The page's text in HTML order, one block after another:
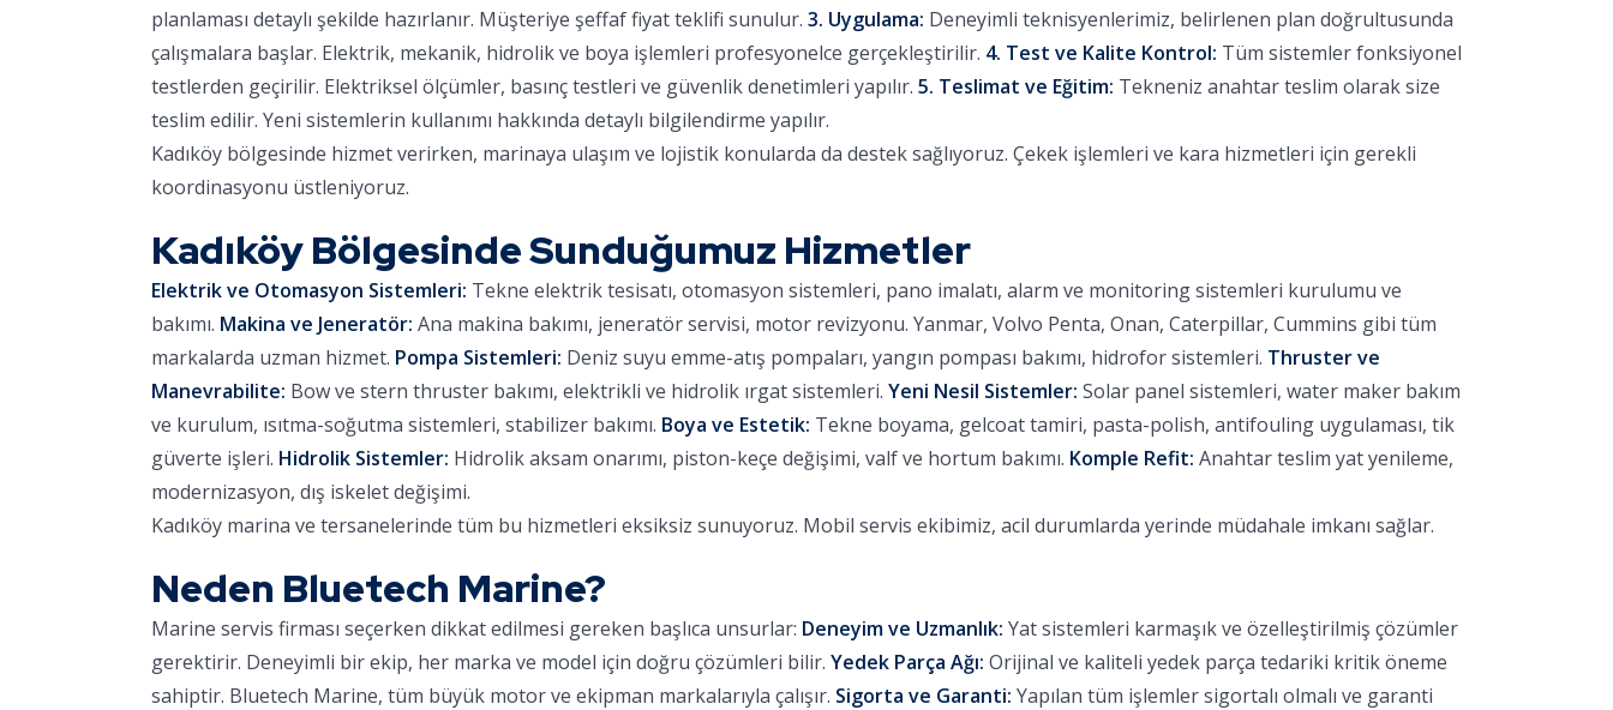
planlaması detaylı şekilde hazırlanır. Müşteriye şeffaf fiyat teklifi sunulur. 3. Uygulama: Deneyimli teknisyenlerimiz, belirlenen plan doğrultusunda
çalışmalara başlar. Elektrik, mekanik, hidrolik ve boya işlemleri profesyonelce gerçekleştirilir. 4. Test ve Kalite Kontrol: Tüm sistemler fonksiyonel
testlerden geçirilir. Elektriksel ölçümler, basınç testleri ve güvenlik denetimleri yapılır. 5. Teslimat ve Eğitim: Tekneniz anahtar teslim olarak size
teslim edilir. Yeni sistemlerin kullanımı hakkında detaylı bilgilendirme yapılır.
Kadıköy bölgesinde hizmet verirken, marinaya ulaşım ve lojistik konularda da destek sağlıyoruz. Çekek işlemleri ve kara hizmetleri için gerekli
koordinasyonu üstleniyoruz.
Kadıköy Bölgesinde Sunduğumuz Hizmetler
Elektrik ve Otomasyon Sistemleri: Tekne elektrik tesisatı, otomasyon sistemleri, pano imalatı, alarm ve monitoring sistemleri kurulumu ve
bakımı. Makina ve Jeneratör: Ana makina bakımı, jeneratör servisi, motor revizyonu. Yanmar, Volvo Penta, Onan, Caterpillar, Cummins gibi tüm
markalarda uzman hizmet. Pompa Sistemleri: Deniz suyu emme-atış pompaları, yangın pompası bakımı, hidrofor sistemleri. Thruster ve
Manevrabilite: Bow ve stern thruster bakımı, elektrikli ve hidrolik ırgat sistemleri. Yeni Nesil Sistemler: Solar panel sistemleri, water maker bakım
ve kurulum, ısıtma-soğutma sistemleri, stabilizer bakımı. Boya ve Estetik: Tekne boyama, gelcoat tamiri, pasta-polish, antifouling uygulaması, tik
güverte işleri. Hidrolik Sistemler: Hidrolik aksam onarımı, piston-keçe değişimi, valf ve hortum bakımı. Komple Refit: Anahtar teslim yat yenileme,
modernizasyon, dış iskelet değişimi.
Kadıköy marina ve tersanelerinde tüm bu hizmetleri eksiksiz sunuyoruz. Mobil servis ekibimiz, acil durumlarda yerinde müdahale imkanı sağlar.
Neden Bluetech Marine?
Marine servis firması seçerken dikkat edilmesi gereken başlıca unsurlar: Deneyim ve Uzmanlık: Yat sistemleri karmaşık ve özelleştirilmiş çözümler
gerektirir. Deneyimli bir ekip, her marka ve model için doğru çözümleri bilir. Yedek Parça Ağı: Orijinal ve kaliteli yedek parça tedariki kritik öneme
sahiptir. Bluetech Marine, tüm büyük motor ve ekipman markalarıyla çalışır. Sigorta ve Garanti: Yapılan tüm işlemler sigortalı olmalı ve garanti